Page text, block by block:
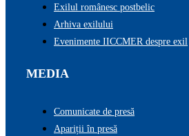
Exilul românesc postbelic
Arhiva exilului
Evenimente IICCMER despre exil
MEDIA
Comunicate de presă
Apariții în presă